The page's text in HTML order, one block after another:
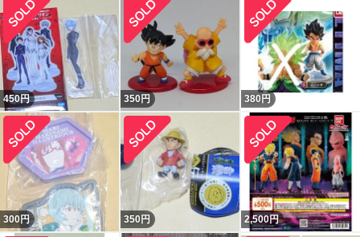
450円 350円 380 円
300円 350円 2,500円